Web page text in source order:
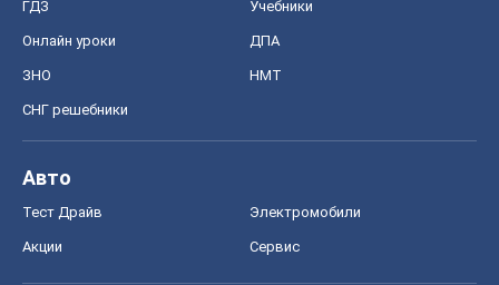
ГДЗ Учебники
Онлайн уроки ДПА
ЗНО НМТ
СНГ решебники
Авто
Тест Драйв Электромобили
Акции Сервис